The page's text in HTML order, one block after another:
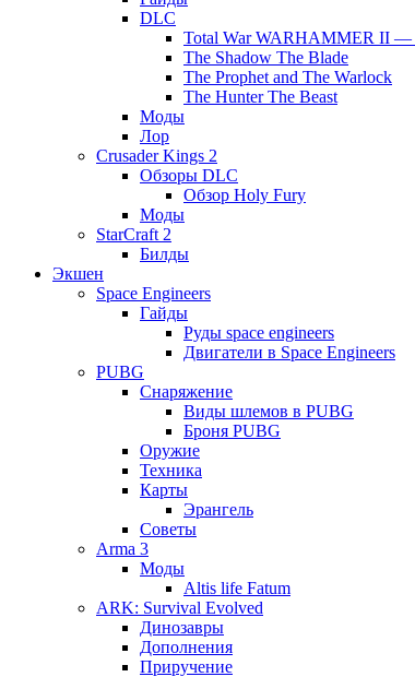
DLC
Total War WARHAMMER II —
The Shadow The Blade
The Prophet and The Warlock
The Hunter The Beast
Моды
Лор
Crusader Kings 2
Обзоры DLC
Обзор Holy Fury
Моды
StarCraft 2
Билды
Экшен
Space Engineers
Гайды
Руды space engineers
Двигатели в Space Engineers
PUBG
Снаряжение
Виды шлемов в PUBG
Броня PUBG
Оружие
Техника
Карты
Эрангель
Советы
Arma 3
Моды
Altis life Fatum
ARK: Survival Evolved
Динозавры
Дополнения
Приручение